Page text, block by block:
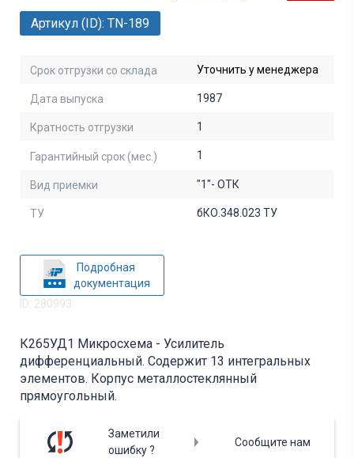
Артикул (ID): TN-189
Срок отгрузки со склада Уточнить у менеджера
Дата выпуска 1987
Кратность отгрузки 1
Гарантийный срок (мес.) 1
Вид приемки "1"- ОТК
ТУ бКО.348.023 ТУ
Подробная
документация
ID: 280993
К265УД1 Микросхема - Усилитель
дифференциальный. Содержит 13 интегральных
элементов. Корпус металлостеклянный
прямоугольный.
Заметили
ошибку ?
Сообщите нам